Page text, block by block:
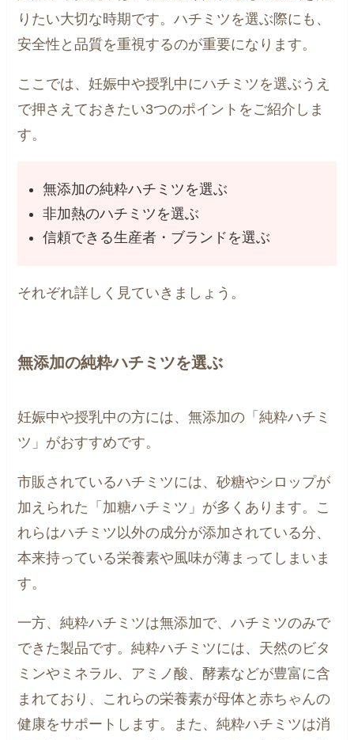
りたい大切な時期です。ハチミツを選ぶ際にも、
安全性と品質を重視するのが重要になります。
ここでは、妊娠中や授乳中にハチミツを選ぶうえ
で押さえておきたい3つのポイントをご紹介しま
す。
無添加の純粋ハチミツを選ぶ
非加熱のハチミツを選ぶ
信頼できる生産者・ブランドを選ぶ
それぞれ詳しく見ていきましょう。
無添加の純粋ハチミツを選ぶ
妊娠中や授乳中の方には、無添加の「純粋ハチミ
ツ」がおすすめです。
市販されているハチミツには、砂糖やシロップが
加えられた「加糖ハチミツ」が多くあります。こ
れらはハチミツ以外の成分が添加されている分、
本来持っている栄養素や風味が薄まってしまいま
す。
一方、純粋ハチミツは無添加で、ハチミツのみで
できた製品です。純粋ハチミツには、天然のビタ
ミンやミネラル、アミノ酸、酵素などが豊富に含
まれており、これらの栄養素が母体と赤ちゃんの
健康をサポートします。また、純粋ハチミツは消